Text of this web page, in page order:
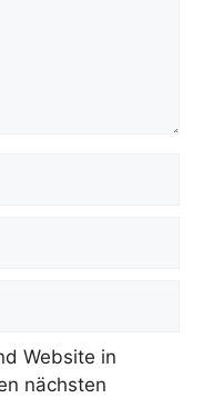
Website in
nächsten